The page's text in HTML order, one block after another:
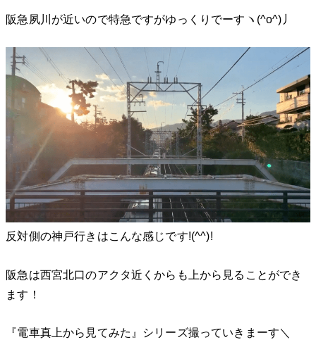
阪急夙川が近いので特急ですがゆっくりでーすヽ(^o^)丿
反対側の神戸行きはこんな感じです!(^^)!
阪急は西宮北口のアクタ近くからも上から見ることができ
ます！
『電車真上から見てみた』シリーズ撮っていきまーす＼